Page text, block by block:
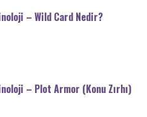
– Wild Card Nedir?
– Plot Armor (Konu Zırhı)